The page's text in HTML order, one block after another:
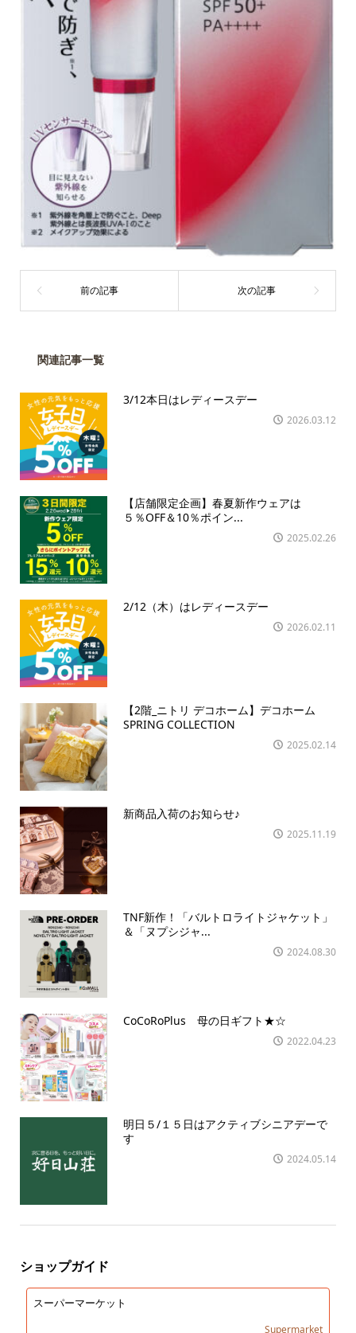
関連記事一覧
3/12本日はレディースデー
2026.03.12
【店舗限定企画】春夏新作ウェアは
５％OFF＆10％ポイン...
2025.02.26
2/12（木）はレディースデー
2026.02.11
【2階_ニトリ デコホーム】デコホーム
SPRING COLLECTION
2025.02.14
新商品入荷のお知らせ♪
2025.11.19
TNF新作！「バルトロライトジャケット」
＆「ヌプシジャ...
2024.08.30
CoCoRoPlus 母の日ギフト★☆
2022.04.23
明日５/１５日はアクティブシニアデーで
す
2024.05.14
ショップガイド
スーパーマーケット
Supermarket